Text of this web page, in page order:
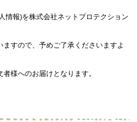
情報)を株式会社ネットプロテクション
すので、予めご了承くださいますよ
様へのお届けとなります。